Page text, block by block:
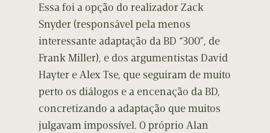
Essa foi a opção do realizador Zack
Snyder (responsável pela menos
interessante adaptação da BD “300”, de
Frank Miller), e dos argumentistas David
Hayter e Alex Tse, que seguiram de muito
perto os diálogos e a encenação da BD,
concretizando a adaptação que muitos
julgavam impossível. O próprio Alan